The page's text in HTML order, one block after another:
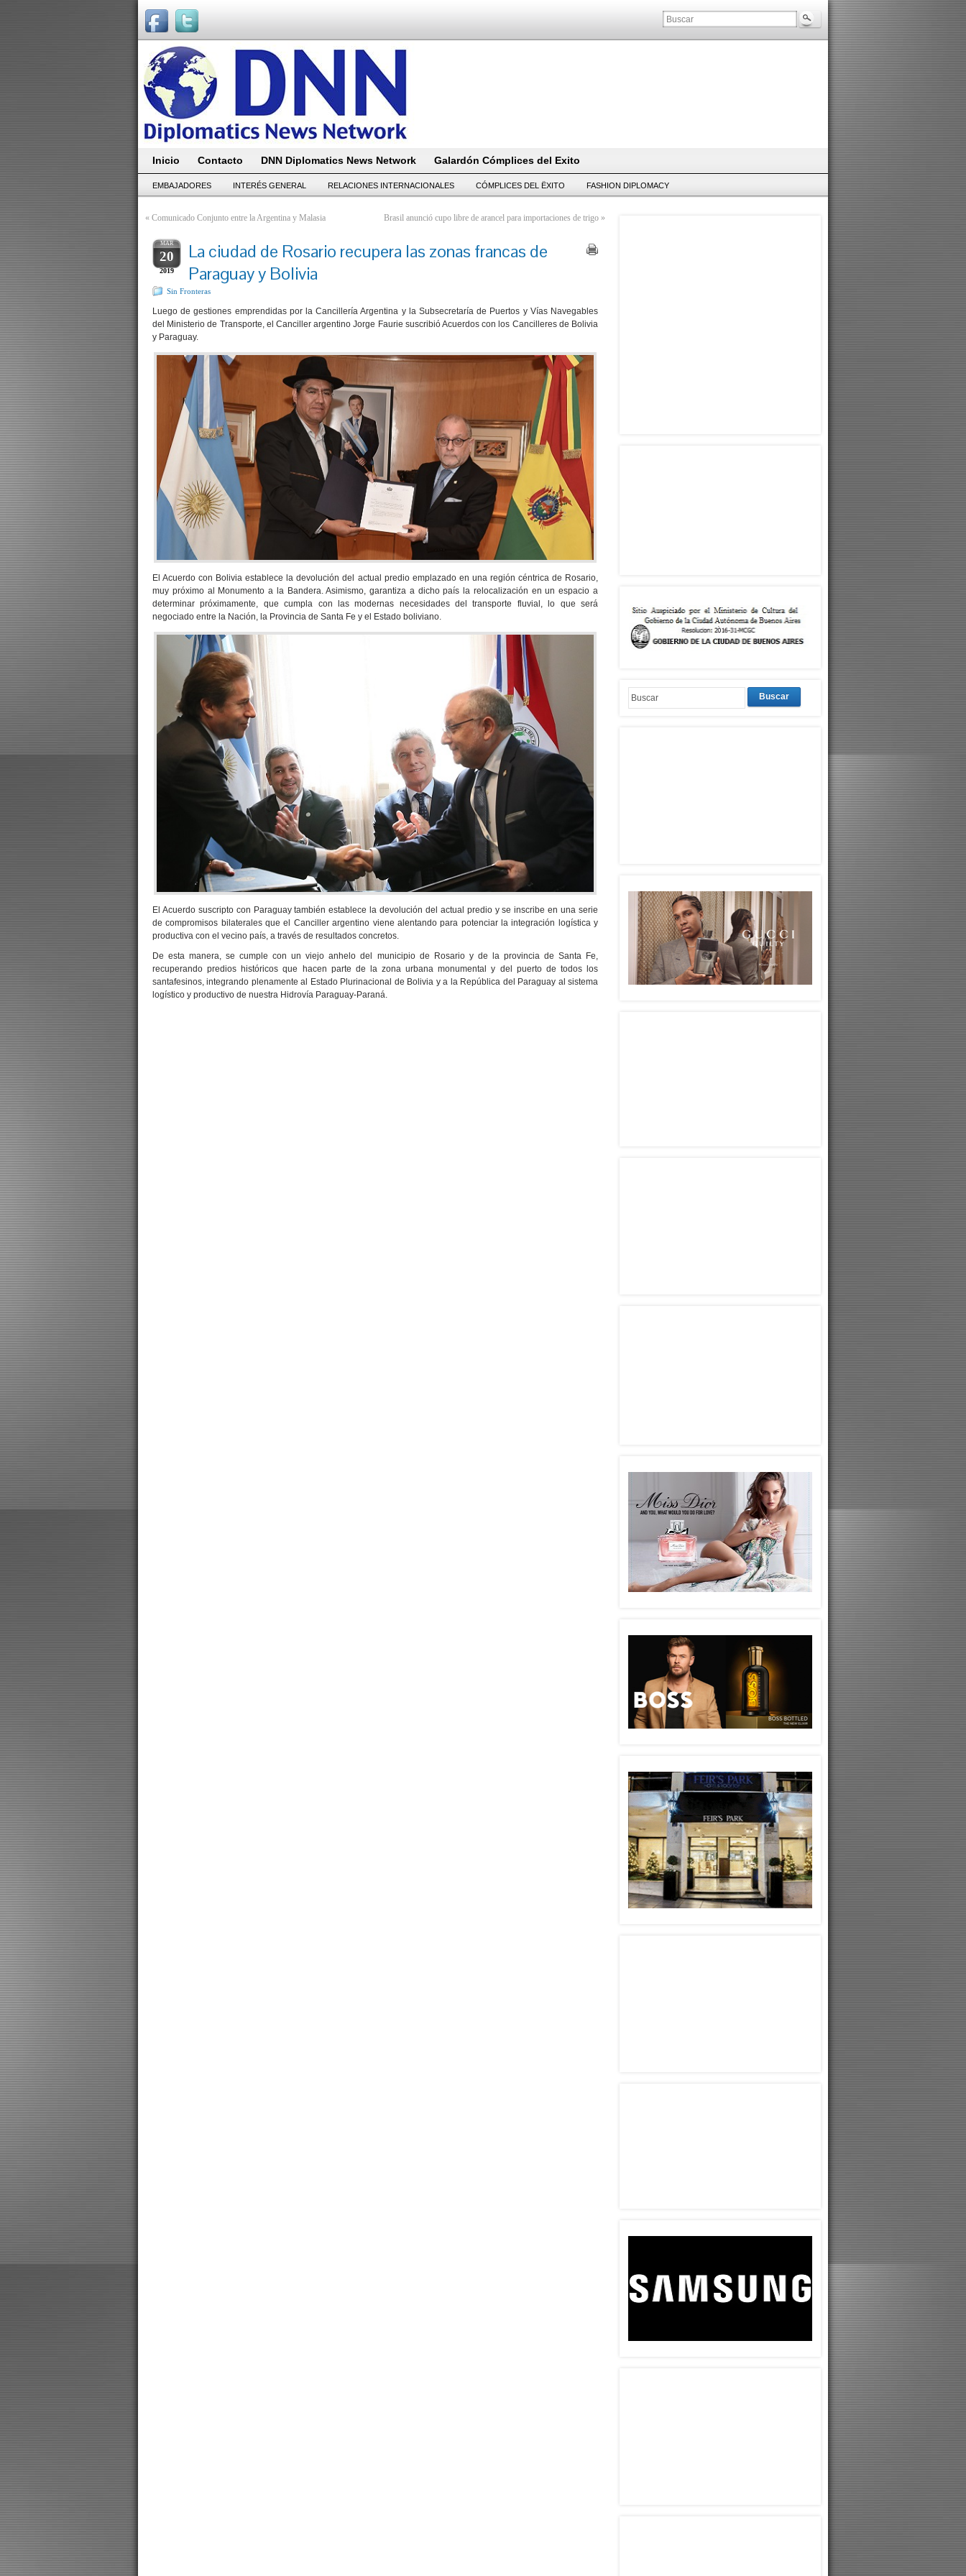
Inicio Contacto DNN Diplomatics News Network Galardón Cómplices del Exito
EMBAJADORES INTERÉS GENERAL RELACIONES INTERNACIONALES CÓMPLICES DEL ËXITO FASHION DIPLOMACY
« Comunicado Conjunto entre la Argentina y Malasia Brasil anunció cupo libre de arancel para importaciones de trigo »
MAR
20
2019
La ciudad de Rosario recupera las zonas francas de
Paraguay y Bolivia
Sin Fronteras
Luego de gestiones emprendidas por la Cancillería Argentina y la Subsecretaría de Puertos y Vías Navegables
del Ministerio de Transporte, el Canciller argentino Jorge Faurie suscribió Acuerdos con los Cancilleres de Bolivia
y Paraguay.
El Acuerdo con Bolivia establece la devolución del actual predio emplazado en una región céntrica de Rosario,
muy próximo al Monumento a la Bandera. Asimismo, garantiza a dicho país la relocalización en un espacio a
determinar próximamente, que cumpla con las modernas necesidades del transporte fluvial, lo que será
negociado entre la Nación, la Provincia de Santa Fe y el Estado boliviano.
El Acuerdo suscripto con Paraguay también establece la devolución del actual predio y se inscribe en una serie
de compromisos bilaterales que el Canciller argentino viene alentando para potenciar la integración logística y
productiva con el vecino país, a través de resultados concretos.
De esta manera, se cumple con un viejo anhelo del municipio de Rosario y de la provincia de Santa Fe,
recuperando predios históricos que hacen parte de la zona urbana monumental y del puerto de todos los
santafesinos, integrando plenamente al Estado Plurinacional de Bolivia y a la República del Paraguay al sistema
logístico y productivo de nuestra Hidrovía Paraguay-Paraná.
Buscar